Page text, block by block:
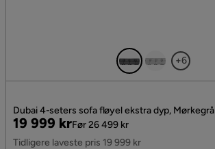
+6
Dubai 4-seters sofa fløyel ekstra dyp, Mørkegrå
Pris
19 999 kr
Original
Pris
Før 26 499 kr
Tidligere laveste pris 19 999 kr